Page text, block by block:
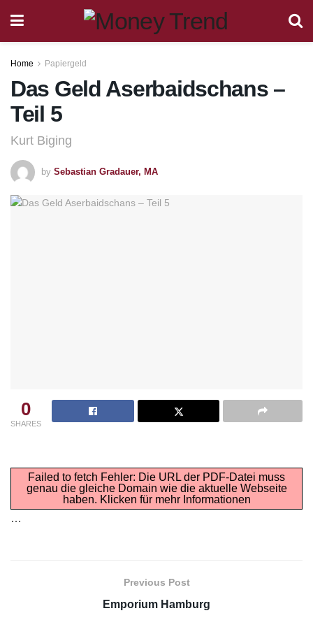
Home Papiergeld
Das Geld Aserbaidschans –
Teil 5
Kurt Biging
by Sebastian Gradauer, MA
0
SHARES
Failed to fetch Fehler: Die URL der PDF-Datei muss
genau die gleiche Domain wie die aktuelle Webseite
haben. Klicken für mehr Informationen
…
Previous Post
Emporium Hamburg